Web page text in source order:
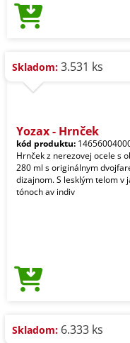
Skladom: 3.531 ks
Yozax - Hrnček
kód produktu:
Hrnček z nerezovej ocele s
280 ml s originálnym
dizajnom. S lesklým telom v
tónoch av indiv
Skladom: 6.333 ks